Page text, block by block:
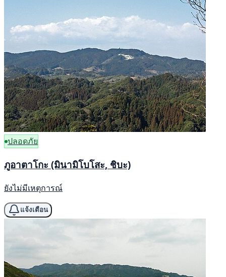
ปลอดภัย
ภูอาตาโกะ (มินามิโบโสะ, ชิบะ)
ยังไม่มีเหตุการณ์
แจ้งเตือน